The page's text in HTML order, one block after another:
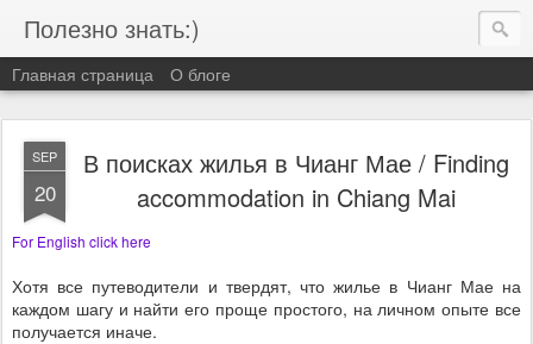
Полезно знать:)
Главная страница О блоге
SEP
20
В поисках жилья в Чианг Мае / Finding
accommodation in Chiang Mai
For English clickhere
Хотя все путеводители и твердят, что жилье в Чианг Мае на
каждом шагу и найти его проще простого, на личном опыте все
получается иначе.